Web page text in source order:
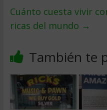
Cuánto cuesta vivir
ricas del mundo →
También te